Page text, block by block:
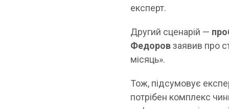
експерт.
Другий сценарій —
Федоровзаявив про
місяць».
Тож, підсумовує
потрібен комплекс